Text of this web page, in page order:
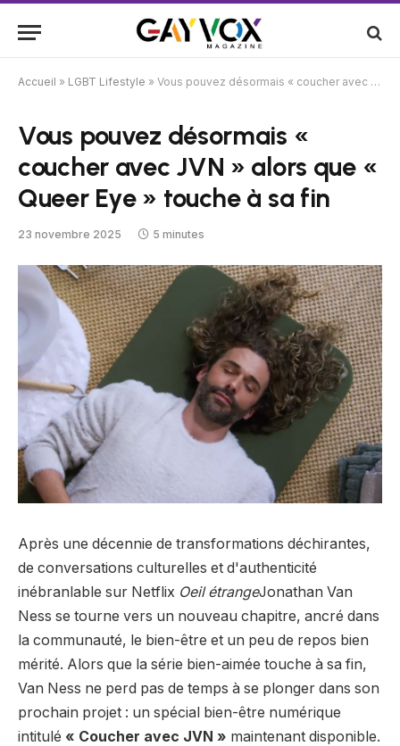
Accueil » LGBT Lifestyle » Vous pouvez désormais « coucher avec JVN » alors que « Queer Eye » touche à sa fin
Vous pouvez désormais «
coucher avec JVN » alors que «
Queer Eye » touche à sa fin
23 novembre 2025 5 minutes
Après une décennie de transformations déchirantes,
de conversations culturelles et d'authenticité
inébranlable sur Netflix Oeil étrangeJonathan Van
Ness se tourne vers un nouveau chapitre, ancré dans
la communauté, le bien-être et un peu de repos bien
mérité. Alors que la série bien-aimée touche à sa fin,
Van Ness ne perd pas de temps à se plonger dans son
prochain projet : un spécial bien-être numérique
intitulé « Coucher avec JVN » maintenant disponible.